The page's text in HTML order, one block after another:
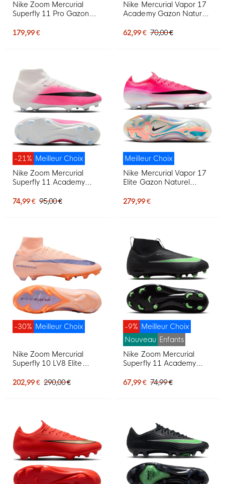
Nike Zoom Mercurial
Superfly 11 Pro Gazon
Foot (AG) Blanc Rouge
179,99 €
Nike Mercurial Vapor 17
Academy Gazon Naturel
Chaussures de Foot (MG)
62,99 € 70,00 €
Meilleur Choix
-21%
Nike Zoom Mercurial
Superfly 11 Academy
Chaussures de Foot (MG)
74,99 € 95,00 €
Meilleur Choix
Nike Mercurial Vapor 17
Elite Gazon Naturel
Rose Vif Blanc Noir
279,99 €
Meilleur Choix
-30%
Nike Zoom Mercurial
Superfly 10 LV8 Elite
Chaussures de Foot (FG)
202,99 € 290,00 €
Meilleur Choix
-9%
Nouveau Enfants
Nike Zoom Mercurial
Superfly 11 Academy
Chaussures de Foot (MG)
67,99 € 74,99 €